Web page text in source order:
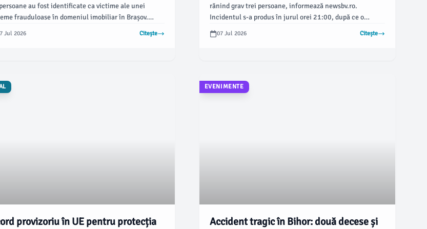
au fost identificate ca victime ale unei
frauduloase în domeniul imobiliar în Brașov.
au achitat sume considerabile pentru locuințe
de fapt, nu au fost niciodată finalizate, relevă datele
Jul 2026 Citește
rănind grav trei persoane, informează newsbv.ro.
Incidentul s-a produs în jurul orei 21:00, după ce o
geantă a fost lăsată în fața imobilului de pe rue Révérend
Père Louis Frolla, situat aproape de granița cu Franța.
07 Jul 2026 Citește
provizoriu în UE pentru protecția
EVENIMENTE
Accident tragic în Bihor: două decese și